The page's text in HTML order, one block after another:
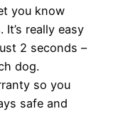
you know
really easy
2 seconds –
dog.
so you
safe and